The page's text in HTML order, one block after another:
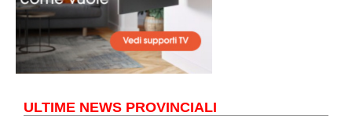
ULTIME NEWS PROVINCIALI